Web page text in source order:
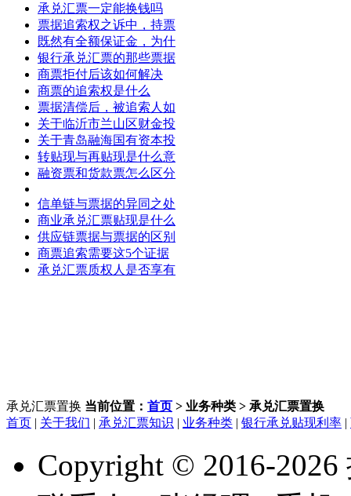
承兑汇票一定能换钱吗
票据追索权之诉中，持票
既然有全额保证金，为什
银行承兑汇票的那些票据
商票拒付后该如何解决
商票的追索权是什么
票据清偿后，被追索人如
关于临沂市兰山区财金投
关于青岛融海国有资本投
转贴现与再贴现是什么意
融资票和货款票怎么区分
信单链与票据的异同之处
商业承兑汇票贴现是什么
供应链票据与票据的区别
商票追索需要这5个证据
承兑汇票质权人是否享有
承兑汇票置换 当前位置： 首页 > 业务种类 > 承兑汇票置换
首页 | 关于我们 | 承兑汇票知识 | 业务种类 | 银行承兑贴现利率 |
Copyright © 2016-2026